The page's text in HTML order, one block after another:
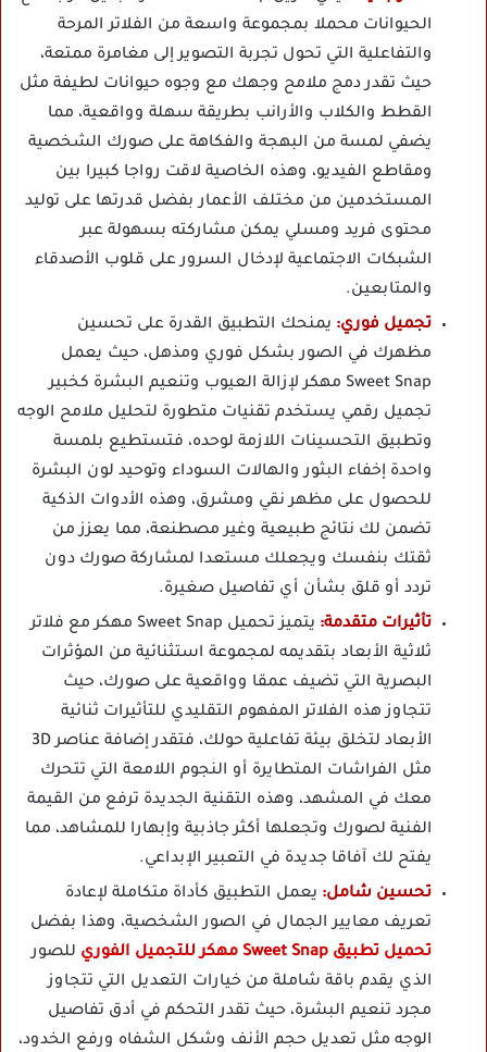
الحيوانات محملا بمجموعة واسعة من الفلاتر المرحة
والتفاعلية التي تحول تجربة التصوير إلى مغامرة ممتعة،
حيث تقدر دمج ملامح وجهك مع وجوه حيوانات لطيفة مثل
القطط والكلاب والأرانب بطريقة سهلة وواقعية، مما
يضفي لمسة من البهجة والفكاهة على صورك الشخصية
ومقاطع الفيديو، وهذه الخاصية لاقت رواجا كبيرا بين
المستخدمين من مختلف الأعمار بفضل قدرتها على توليد
محتوى فريد ومسلي يمكن مشاركته بسهولة عبر
الشبكات الاجتماعية لإدخال السرور على قلوب الأصدقاء
والمتابعين.
تجميل فوري: يمنحك التطبيق القدرة على تحسين
مظهرك في الصور بشكل فوري ومذهل، حيث يعمل
Sweet Snap مهكر لإزالة العيوب وتنعيم البشرة كخبير
تجميل رقمي يستخدم تقنيات متطورة لتحليل ملامح الوجه
وتطبيق التحسينات اللازمة لوحده، فتستطيع بلمسة
واحدة إخفاء البثور والهالات السوداء وتوحيد لون البشرة
للحصول على مظهر نقي ومشرق، وهذه الأدوات الذكية
تضمن لك نتائج طبيعية وغير مصطنعة، مما يعزز من
ثقتك بنفسك ويجعلك مستعدا لمشاركة صورك دون
تردد أو قلق بشأن أي تفاصيل صغيرة.
تأثيرات متقدمة:
يتميز تحميل Sweet Snap مهكر مع فلاتر
ثلاثية الأبعاد بتقديمه لمجموعة استثنائية من المؤثرات
البصرية التي تضيف عمقا وواقعية على صورك، حيث
تتجاوز هذه الفلاتر المفهوم التقليدي للتأثيرات ثنائية
الأبعاد لتخلق بيئة تفاعلية حولك، فتقدر إضافة عناصر 3D
مثل الفراشات المتطايرة أو النجوم اللامعة التي تتحرك
معك في المشهد، وهذه التقنية الجديدة ترفع من القيمة
الفنية لصورك وتجعلها أكثر جاذبية وإبهارا للمشاهد، مما
يفتح لك آفاقا جديدة في التعبير الإبداعي.
تحسين شامل: يعمل التطبيق كأداة متكاملة لإعادة
تعريف معايير الجمال في الصور الشخصية، وهذا بفضل
تحميل تطبيق Sweet Snap مهكر للتجميل الفوري
للصور
الذي يقدم باقة شاملة من خيارات التعديل التي تتجاوز
مجرد تنعيم البشرة، حيث تقدر التحكم في أدق تفاصيل
الوجه مثل تعديل حجم الأنف وشكل الشفاه ورفع الخدود،